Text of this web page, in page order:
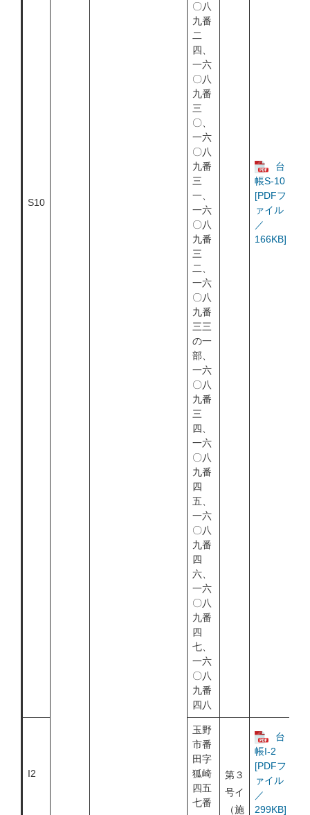
S10
〇八
九番
二
四、
一六
〇八
九番
三
〇、
一六
〇八
九番
三
一、
一六
〇八
九番
三
二、
一六
〇八
九番
三三
の一
部、
一六
〇八
九番
三
四、
一六
〇八
九番
四
五、
一六
〇八
九番
四
六、
一六
〇八
九番
四
七、
一六
〇八
九番
四八
台
帳S-10
[PDFフ
ァイル
／
166KB]
I2
玉野
市番
田字
狐崎
四五
七番
第３
号イ
（施
台
帳I-2
[PDFフ
ァイル
／
299KB]